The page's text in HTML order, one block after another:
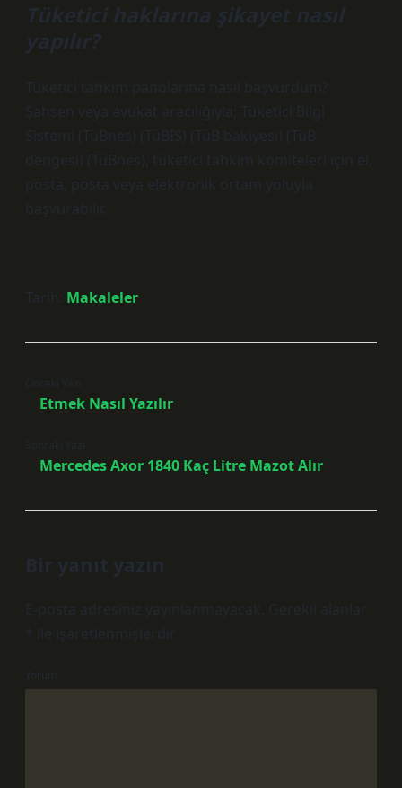
Tüketici haklarına şikayet nasıl
yapılır?
Tüketici tahkim panolarına nasıl başvurdum?
Şahsen veya avukat aracılığıyla; Tüketici Bilgi
Sistemi (TüBnes) (TüBIS) (TüB bakiyesi) (TüB
dengesi) (TüBnes), tüketici tahkim komiteleri için el,
posta, posta veya elektronik ortam yoluyla
başvurabilir.
Tarih: Makaleler
Önceki Yazı
Etmek Nasıl Yazılır
Sonraki Yazı
Mercedes Axor 1840 Kaç Litre Mazot Alır
Bir yanıt yazın
E-posta adresiniz yayınlanmayacak. Gerekli alanlar
*
ile işaretlenmişlerdir
Yorum